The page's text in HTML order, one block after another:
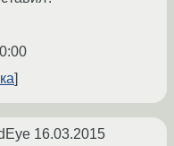
16.03.2015